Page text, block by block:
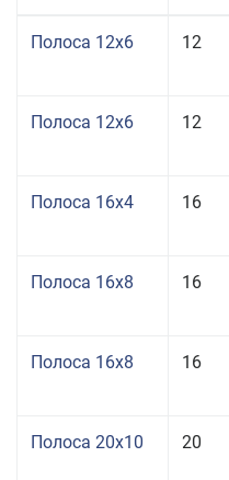
Полоса 12x6 12
Полоса 12x6 12
Полоса 16x4 16
Полоса 16x8 16
Полоса 16x8 16
Полоса 20x10 20